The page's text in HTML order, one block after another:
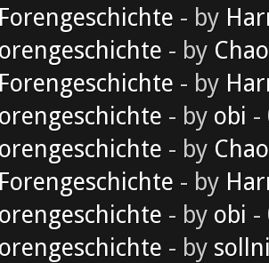
- by
- by
- by
- by obi -
- by
- by
- by obi -
- by